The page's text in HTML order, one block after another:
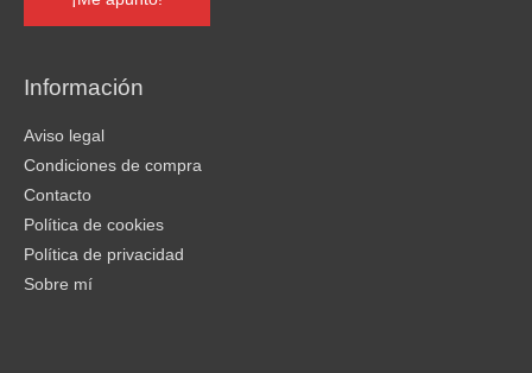
Información
Aviso legal
Condiciones de compra
Contacto
Política de cookies
Política de privacidad
Sobre mí